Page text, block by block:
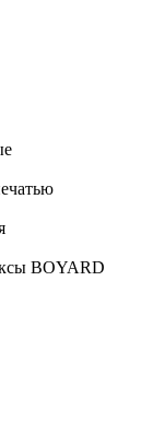
BOYARD